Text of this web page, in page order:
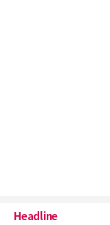
Headline